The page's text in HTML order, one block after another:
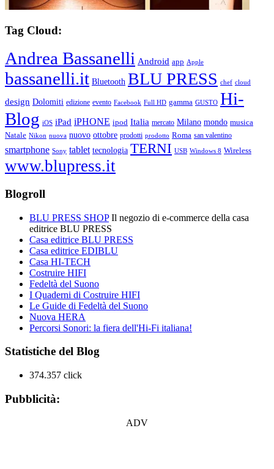
Tag Cloud:
Andrea Bassanelli Android app Apple
bassanelli.it Bluetooth BLU PRESS chef cloud
design Dolomiti edizione evento Facebook Full HD gamma GUSTO Hi-
Blog iOS iPad iPHONE ipod Italia mercato Milano mondo musica
Natale Nikon nuova nuovo ottobre prodotti prodotto Roma san valentino
smartphone Sony tablet tecnologia TERNI USB Windows 8 Wireless
www.blupress.it
Blogroll
BLU PRESS SHOPIl negozio di e-commerce della casa
editrice BLU PRESS
Casa editrice BLU PRESS
Casa editrice EDIBLU
Casa HI-TECH
Costruire HIFI
Fedeltà del Suono
I Quaderni di Costruire HIFI
Le Guide di Fedeltà del Suono
Nuova HERA
Percorsi Sonori: la fiera dell'Hi-Fi italiana!
Statistiche del Blog
374.357 click
Pubblicità:
ADV